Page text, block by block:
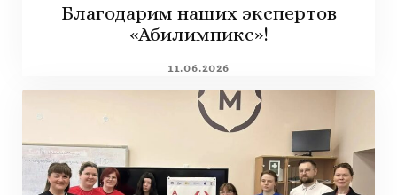
Благодарим наших экспертов
«Абилимпикс»!
11.06.2026